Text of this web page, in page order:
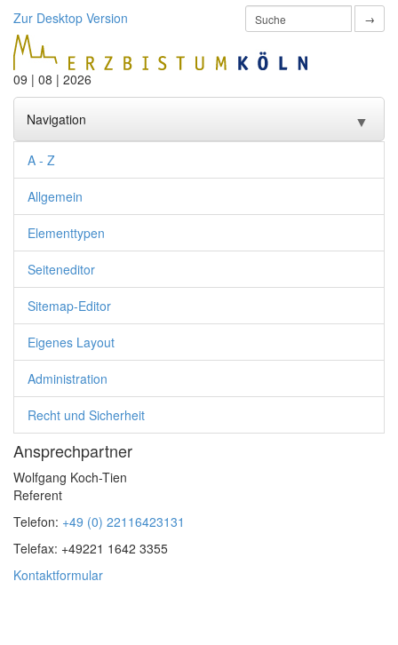
Zur Desktop Version →
09 | 08 | 2026
Navigation ▼
Start
Einführung
Anleitungen ▼
FAQs ▼
Support
Newsletter
A - Z
Allgemein
Elementtypen
Seiteneditor
Sitemap-Editor
Eigenes Layout
Administration
Recht und Sicherheit
Ansprechpartner
Wolfgang Koch-Tien
Referent
Telefon: +49 (0) 22116423131
Telefax: +49221 1642 3355
Kontaktformular